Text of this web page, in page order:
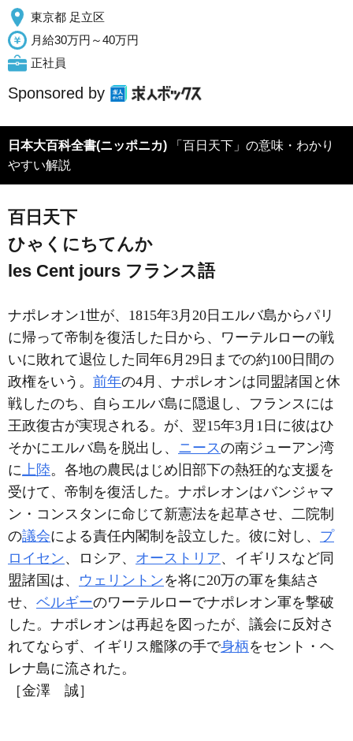
東京都 足立区
月給30万円～40万円
正社員
Sponsored by
日本大百科全書(ニッポニカ) 「百日天下」の意味・わかり
やすい解説
百日天下
ひゃくにちてんか
les Cent jours フランス語
ナポレオン1世が、1815年3月20日エルバ島からパリ
に帰って帝制を復活した日から、ワーテルローの戦
いに敗れて退位した同年6月29日までの約100日間の
政権をいう。 前年の4月、ナポレオンは同盟諸国と休
戦したのち、自らエルバ島に隠退し、フランスには
王政復古が実現される。が、翌15年3月1日に彼はひ
そかにエルバ島を脱出し、 ニースの南ジューアン湾
に 上陸。各地の農民はじめ旧部下の熱狂的な支援を
受けて、帝制を復活した。ナポレオンはバンジャマ
ン・コンスタンに命じて新憲法を起草させ、二院制
の議会による責任内閣制を設立した。彼に対し、 プ
ロイセン、ロシア、 オーストリア、イギリスなど同
盟諸国は、 ウェリントンを将に20万の軍を集結さ
せ、 ベルギーのワーテルローでナポレオン軍を撃破
した。ナポレオンは再起を図ったが、議会に反対さ
れてならず、イギリス艦隊の手で身柄をセント・ヘ
レナ島に流された。
［金澤 誠］